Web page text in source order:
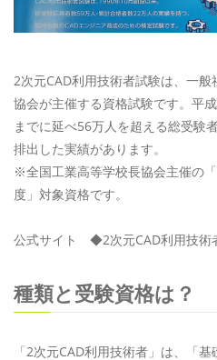
2次元CAD利用技術者試験は、一
協会が主催する資格試験です。平
までに延べ56万人を超える総受験
排出した実績があります。
※全国工業高等学校長協会主催の
度」対象資格です。
公式サイト ◆2次元CAD利用技術
種類と受験資格は？
「2次元CAD利用技術者」は、「